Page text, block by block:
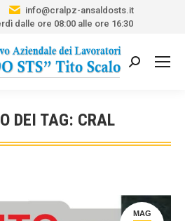
info@cralpz-ansaldosts.it
dalle ore 08:00 alle ore 16:30
Cerca:
DEI TAG: CRAL
Tu sei qui:
MAG